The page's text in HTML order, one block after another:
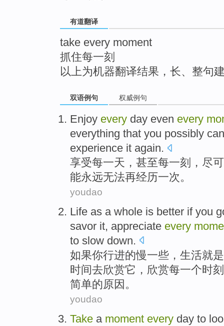
有道翻译
take every moment
抓住每一刻
以上为机器翻译结果，长、整句
双语例句 权威例句
Enjoy every day even every
everything that you possibly
experience it again.
享受每一天 ， 甚至每一刻 ，尽
能永远无法再经历一次。
youdao
Life as a whole is better if you
savor it, appreciate every
to slow down.
如果你行进的慢一些， 生活就是
时间去欣赏它 ， 欣赏每一个时刻
简单的原因。
youdao
Take a moment every day to